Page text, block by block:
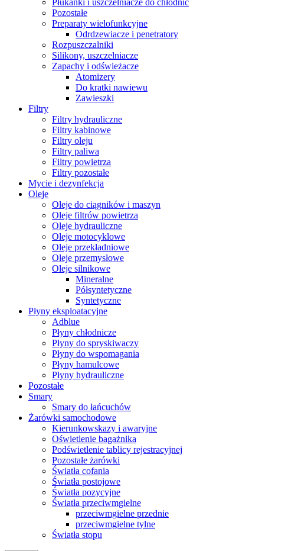
Płukanki i uszczelniacze do chłodnic
Pozostałe
Preparaty wielofunkcyjne
Odrdzewiacze i penetratory
Rozpuszczalniki
Silikony, uszczelniacze
Zapachy i odświeżacze
Atomizery
Do kratki nawiewu
Zawieszki
Filtry
Filtry hydrauliczne
Filtry kabinowe
Filtry oleju
Filtry paliwa
Filtry powietrza
Filtry pozostałe
Mycie i dezynfekcja
Oleje
Oleje do ciągników i maszyn
Oleje filtrów powietrza
Oleje hydrauliczne
Oleje motocyklowe
Oleje przekładniowe
Oleje przemysłowe
Oleje silnikowe
Mineralne
Półsyntetyczne
Syntetyczne
Płyny eksploatacyjne
Adblue
Płyny chłodnicze
Płyny do spryskiwaczy
Płyny do wspomagania
Płyny hamulcowe
Płyny hydrauliczne
Pozostałe
Smary
Smary do łańcuchów
Żarówki samochodowe
Kierunkowskazy i awaryjne
Oświetlenie bagażnika
Podświetlenie tablicy rejestracyjnej
Pozostałe żarówki
Światła cofania
Światła postojowe
Światła pozycyjne
Światła przeciwmgielne
przeciwmgielne przednie
przeciwmgielne tylne
Światła stopu